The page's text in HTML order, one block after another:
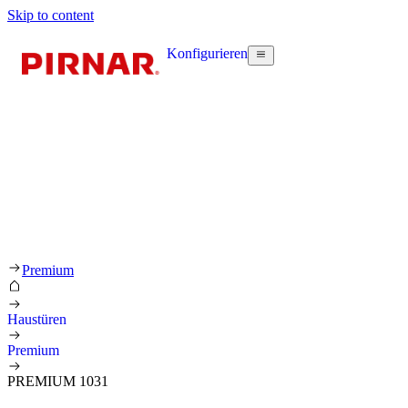
Skip to content
Konfigurieren
Premium
Haustüren
Premium
PREMIUM 1031